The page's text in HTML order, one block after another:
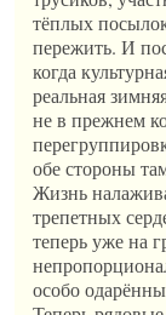
тёплых
пережить. И
когда
реальная
не в прежнем
обе стороны
Жизнь
трепетных
теперь уже на
особо